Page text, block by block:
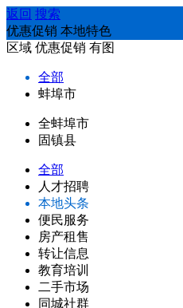
返回 搜索
优惠促销 本地特色
区域 优惠促销 有图
全部
蚌埠市
全蚌埠市
固镇县
全部
人才招聘
本地头条
便民服务
房产租售
转让信息
教育培训
二手市场
同城社群